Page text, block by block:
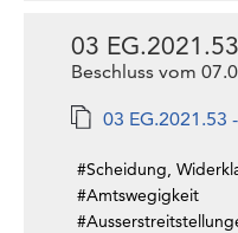
03 EG.2021.53
Beschluss vom
03 EG.2021.53
#Scheidung,
#Amtswegigkeit